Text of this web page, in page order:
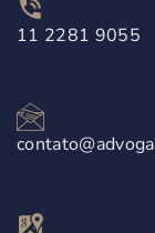
11 2281 9055